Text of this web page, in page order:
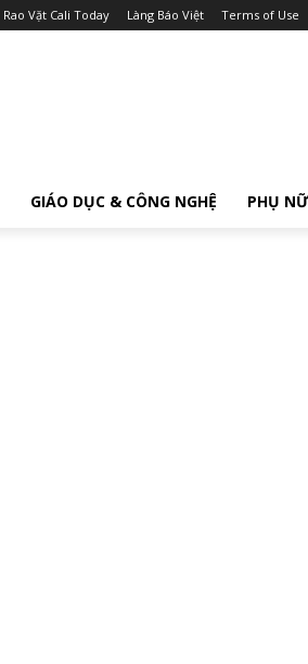
Rao Vặt Cali Today Làng Báo Việt Terms of Use
GIÁO DỤC & CÔNG NGHỆ PHỤ NỮ